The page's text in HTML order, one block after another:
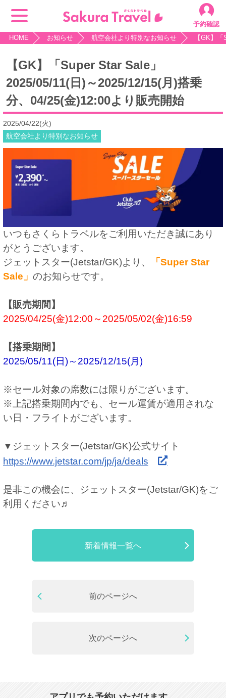
予約確認
HOME
お知らせ 航空会社より特別なお知らせ 【GK】
【GK】「Super Star Sale」
2025/05/11(日)～2025/12/15(月)搭乗
分、04/25(金)12:00より販売開始
2025/04/22(火)
航空会社より特別なお知らせ
いつもさくらトラベルをご利用いただき誠にあり
がとうございます。
ジェットスター(Jetstar/GK)より、
「Super Star
Sale」 のお知らせです。
【販売期間】
2025/04/25(金)12:00～2025/05/02(金)16:59
【搭乗期間】
2025/05/11(日)～2025/12/15(月)
※セール対象の席数には限りがございます。
※上記搭乗期間内でも、セール運賃が適用されな
い日・フライトがございます。
▼ジェットスター(Jetstar/GK)公式サイト
https://www.jetstar.com/jp/ja/deals
是非この機会に、ジェットスター(Jetstar/GK)をご
利用ください♬
新着情報一覧へ
前のページへ
次のページへ